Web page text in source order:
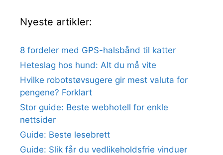
Nyeste artikler:
8 fordeler med GPS-halsbånd til katter
Heteslag hos hund: Alt du må vite
Hvilke robotstøvsugere gir mest valuta for
pengene? Forklart
Stor guide: Beste webhotell for enkle
nettsider
Guide: Beste lesebrett
Guide: Slik får du vedlikeholdsfrie vinduer